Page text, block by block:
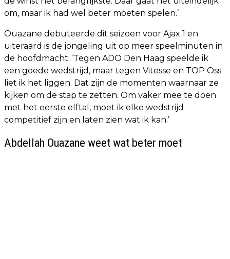
om, maar ik had wel beter moeten spelen.’
Ouazane debuteerde dit seizoen voor Ajax 1 en
uiteraard is de jongeling uit op meer speelminuten in
de hoofdmacht. ‘Tegen ADO Den Haag speelde ik
een goede wedstrijd, maar tegen Vitesse en TOP Oss
liet ik het liggen. Dat zijn de momenten waarnaar ze
kijken om de stap te zetten. Om vaker mee te doen
met het eerste elftal, moet ik elke wedstrijd
competitief zijn en laten zien wat ik kan.’
Abdellah Ouazane weet wat beter moet